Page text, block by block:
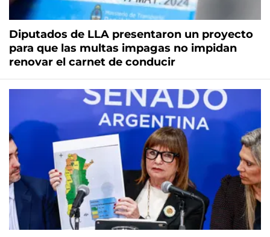
Diputados de LLA presentaron un proyecto
para que las multas impagas no impidan
renovar el carnet de conducir